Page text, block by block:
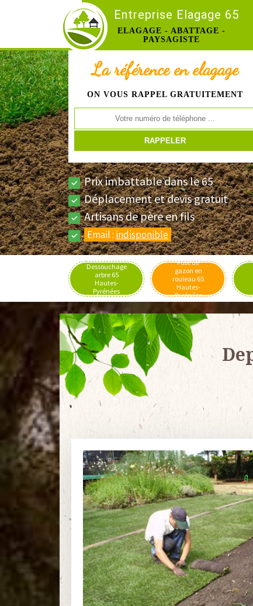
Entreprise Elagage 65
ELAGAGE - ABATTAGE -
PAYSAGISTE
La référence en elagage
ON VOUS RAPPEL GRATUITEMENT
Prix imbattable dans le 65
Déplacement et devis gratuit
Artisans de père en fils
Email : indisponible
Dessouchage
arbre 65
Hautes-
Pyrénées
Pose de
gazon en
rouleau 65
Hautes-
Pyrénées